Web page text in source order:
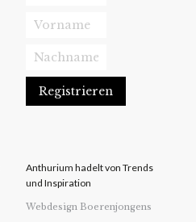
Anthurium hadelt von Trends
und Inspiration
Webdesign Boerenjongens